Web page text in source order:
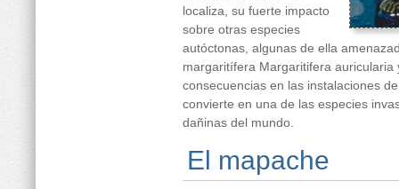
localiza, su fuerte impacto
sobre otras especies
autóctonas, algunas de ella
margaritífera Margaritifera auricularia
consecuencias en las instalaciones
convierte en una de las especies
dañinas del mundo.
El mapache